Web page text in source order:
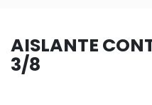
AISLANTE
3/8